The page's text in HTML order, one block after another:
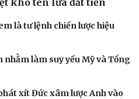
là tư lệnh chiến lược hiệu
nhằm làm suy yếu Mỹ và Tổng
xít Đức xâm lược Anh vào